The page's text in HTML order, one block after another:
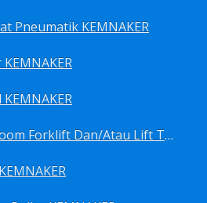
Pneumatik KEMNAKER
Sertifikasi Side Boom Forklift Dan/Atau Lift Truk KEMNAKER